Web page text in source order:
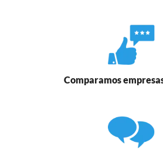
Comparamos